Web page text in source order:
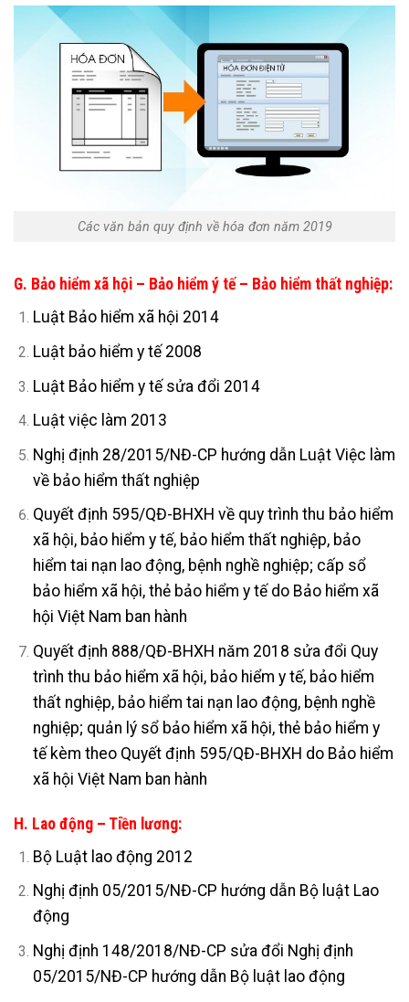
Các văn bản quy định về hóa đơn năm 2019
G. Bảo hiểm xã hội – Bảo hiểm ý tế – Bảo hiểm thất nghiệp:
Luật Bảo hiểm xã hội 2014
Luật bảo hiểm y tế 2008
Luật Bảo hiểm y tế sửa đổi 2014
Luật việc làm 2013
Nghị định 28/2015/NĐ-CP hướng dẫn Luật Việc làm
về bảo hiểm thất nghiệp
Quyết định 595/QĐ-BHXH về quy trình thu bảo hiểm
xã hội, bảo hiểm y tế, bảo hiểm thất nghiệp, bảo
hiểm tai nạn lao động, bệnh nghề nghiệp; cấp sổ
bảo hiểm xã hội, thẻ bảo hiểm y tế do Bảo hiểm xã
hội Việt Nam ban hành
Quyết định 888/QĐ-BHXH năm 2018 sửa đổi Quy
trình thu bảo hiểm xã hội, bảo hiểm y tế, bảo hiểm
thất nghiệp, bảo hiểm tai nạn lao động, bệnh nghề
nghiệp; quản lý sổ bảo hiểm xã hội, thẻ bảo hiểm y
tế kèm theo Quyết định 595/QĐ-BHXH do Bảo hiểm
xã hội Việt Nam ban hành
H. Lao động – Tiền lương:
Bộ Luật lao động 2012
Nghị định 05/2015/NĐ-CP hướng dẫn Bộ luật Lao
động
Nghị định 148/2018/NĐ-CP sửa đổi Nghị định
05/2015/NĐ-CP hướng dẫn Bộ luật lao động